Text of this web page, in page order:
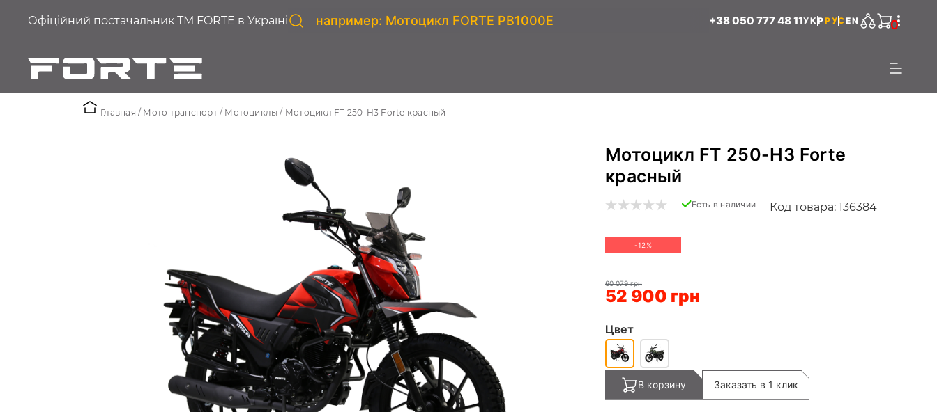
Офіційний постачальник ТМ FORTE в Україні +38 050 777 48 11УКРРУСEN 0
Главная Мото транспорт Мотоциклы Мотоцикл FT 250-H3 Forte красный
Мотоцикл FT 250-H3 Forte
красный
Есть в наличии Код товара: 136384
-12%
60 079 грн
52 900 грн
Цвет
В корзину Заказать в 1 клик